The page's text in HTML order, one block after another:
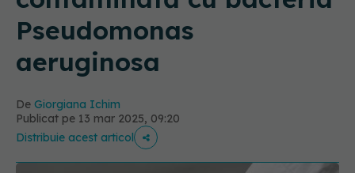
Pseudomonas
aeruginosa
De Giorgiana Ichim
Publicat pe 13 mar 2025, 09:20
Distribuie acest articol